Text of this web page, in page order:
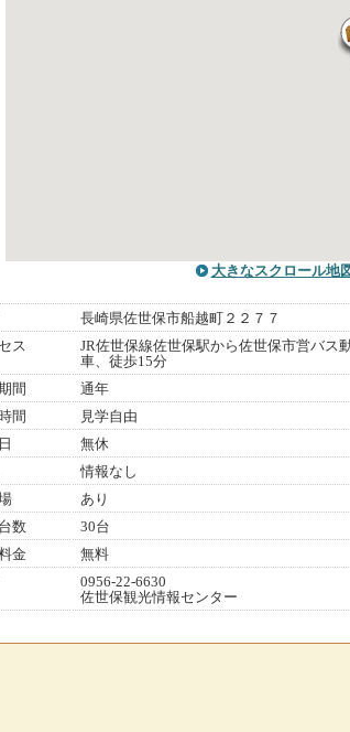
大きなスクロール地
長崎県佐世保市船越町２２７７
ス
JR佐世保線佐世保駅から佐世保市営バス
車、徒歩15分
間
通年
間
見学自由
無休
情報なし
あり
数
30台
金
無料
0956-22-6630
佐世保観光情報センター